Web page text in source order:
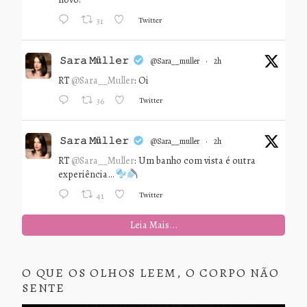
31 Twitter
𝚂𝚊𝚛𝚊 𝙼ü𝚕𝚕𝚎𝚛 @sara__muller · 2h
RT @Sara__Muller: Oi
36 Twitter
𝚂𝚊𝚛𝚊 𝙼ü𝚕𝚕𝚎𝚛 @sara__muller · 2h
RT @Sara__Muller: Um banho com vista é outra
experiência…
41 Twitter
Leia Mais...
O QUE OS OLHOS LEEM, O CORPO NÃO
SENTE